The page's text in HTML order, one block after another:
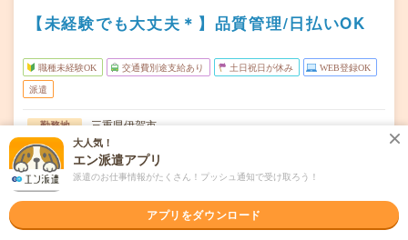
【未経験でも大丈夫＊】品質管理/日払いOK
職種未経験OK 交通費別途支給あり 土日祝日が休み WEB登録OK
派遣
勤務地
三重県伊賀市
西大手駅から徒歩12分
曜日頻度 月～金
時間 08:00～17:0009:00～15:0009:00～17:00
期間 長期でお仕事できる方、大歓迎！
大人気！
エン派遣アプリ
派遣のお仕事情報がたくさん！プッシュ通知で受け取ろう！
アプリをダウンロード